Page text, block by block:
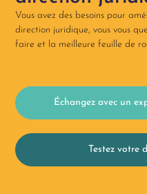
Vous avez des besoins pour
direction juridique, vous vous
faire et la meilleure feuille de
Échangez avec un
Testez votre